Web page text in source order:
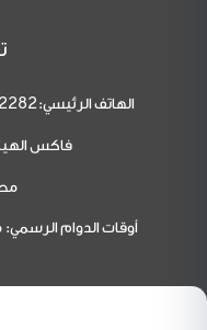
الهاتف الرئيسي:
فاكس
أوقات الدوام الرسمي: من الساعة